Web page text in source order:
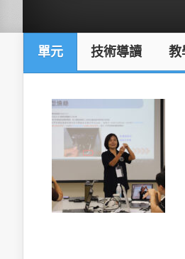
單元 技術導讀 教